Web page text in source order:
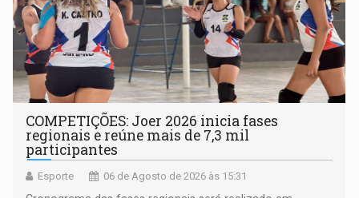
COMPETIÇÕES: Joer 2026 inicia fases
regionais e reúne mais de 7,3 mil
participantes
Esporte 06 de Agosto de 2026 às 15:31